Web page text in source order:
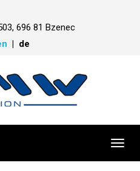
696 81 Bzenec
de